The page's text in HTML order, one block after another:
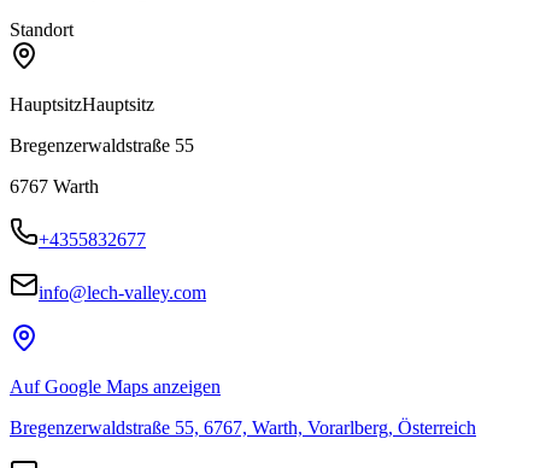
Standort
HauptsitzHauptsitz
Bregenzerwaldstraße 55
6767 Warth
+4355832677
info@lech-valley.com
Auf Google Maps anzeigen
Bregenzerwaldstraße 55, 6767, Warth, Vorarlberg, Österreich